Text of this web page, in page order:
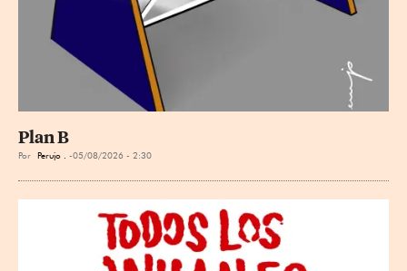
Plan B
Por Perujo . 05/08/2026 - 2:30